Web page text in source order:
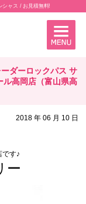
シャス / お見積無料!
ダーロックパス サ
高岡店（富山県高
2018 年 06 月 10 日
です♪
ー